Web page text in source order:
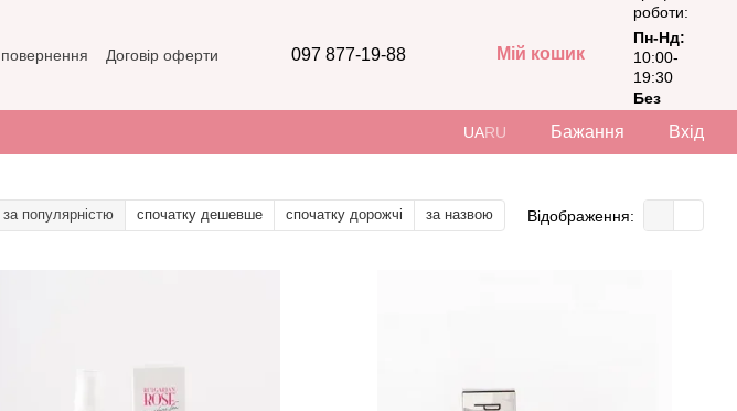
Договір оферти
097 877-19-88 Мій кошик
роботи:
Пн-Нд:
10:00-
19:30
Без
UARU Бажання Вхід
за популярністю спочатку дешевше спочатку дорожчі за назвою Відображення: